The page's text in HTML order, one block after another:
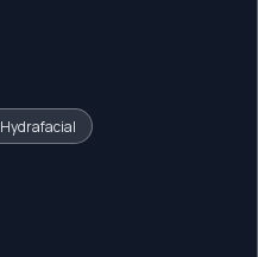
Hydrafacial